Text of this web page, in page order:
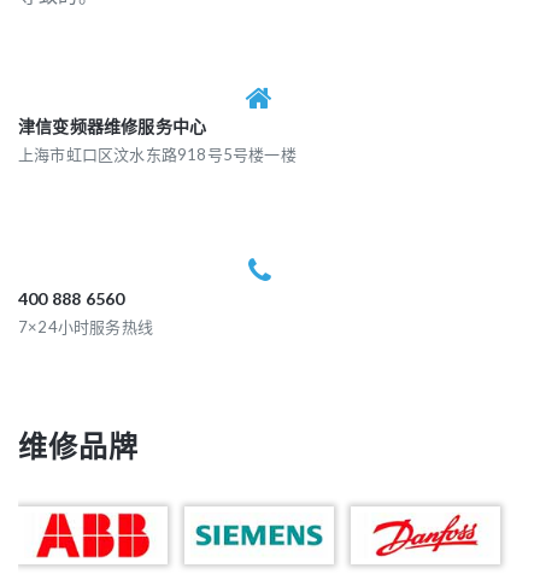
津信变频器维修服务中心
上海市虹口区汶水东路918号5号楼一楼
400 888 6560
7×24小时服务热线
维修品牌